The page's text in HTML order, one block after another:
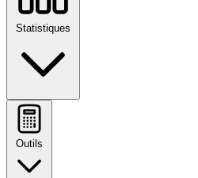
Statistiques
Outils